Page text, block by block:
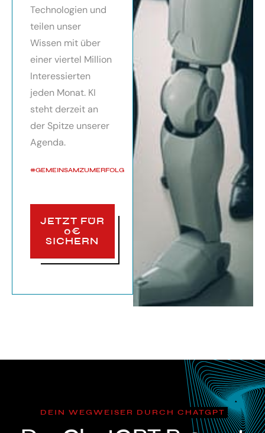
Technologien und
teilen unser
Wissen mit über
einer viertel Million
Interessierten
jeden Monat. KI
steht derzeit an
der Spitze unserer
Agenda.
#GEMEINSAMZUMERFOLG
JETZT FÜR
0€
SICHERN
DEIN WEGWEISER DURCH CHATGPT